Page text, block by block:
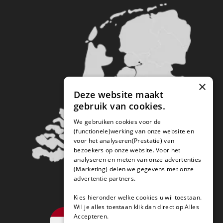
×
Deze website maakt
gebruik van cookies.
We gebruiken cookies voor de
(functionele)werking van onze website en
voor het analyseren(Prestatie) van
bezoekers op onze website. Voor het
analyseren en meten van onze advertenties
(Marketing) delen we gegevens met onze
advertentie partners.
Kies hieronder welke cookies u wil toestaan.
Wil je alles toestaan klik dan direct op Alles
Accepteren.